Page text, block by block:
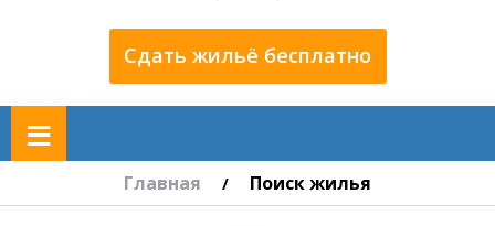
Сдать жильё бесплатно
≡
Главная / Поиск жилья